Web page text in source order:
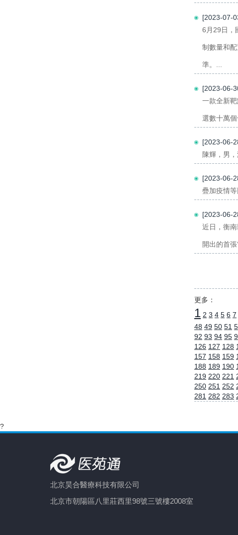
[2023-07-
6月29日，
制數量和
準。...
[2023-06-
一款全新
選數十萬
[2023-06-
陳輝，男
[2023-06-
疊加疫情
[2023-06-
近日，衡
開出的首
更多：
1 2 3 4 5 6 7
48 49 50 51
92 93 94 95
126 127 128
157 158 159
188 189 190
219 220 221
250 251 252
281 282 283
?
北京昊合醫療科技有限公司
北京市朝陽區八里莊西里98號三號樓2008室